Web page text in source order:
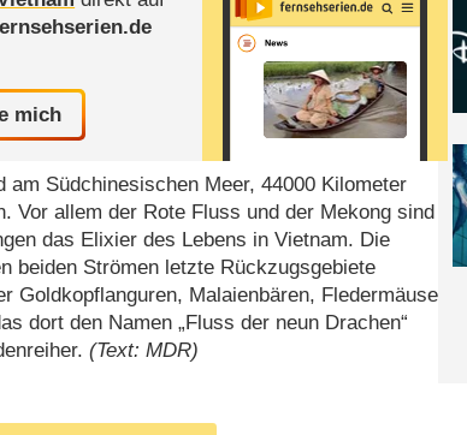
mich
am Südchinesischen Meer, 44000 Kilometer
Vor allem der Rote Fluss und der Mekong sind
das Elixier des Lebens in Vietnam. Die
beiden Strömen letzte Rückzugsgebiete
Goldkopflanguren, Malaienbären, Fledermäuse
dort den Namen „Fluss der neun Drachen“
(Text: MDR)